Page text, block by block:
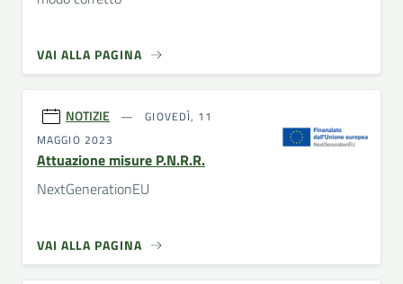
VAI ALLA PAGINA
NOTIZIE
GIOVEDÌ, 11
MAGGIO 2023
Attuazione misure P.N.R.R.
NextGenerationEU
VAI ALLA PAGINA